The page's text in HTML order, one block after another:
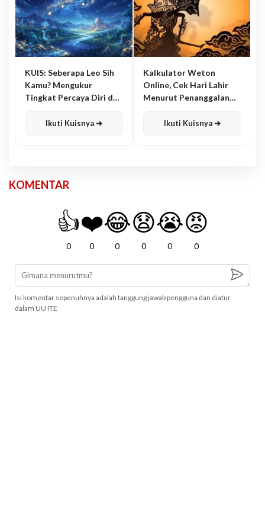
KUIS: Seberapa Leo Sih
Kamu? Mengukur
Tingkat Percaya Diri dan
Ikuti Kuisnya ➔
Kalkulator Weton
Online, Cek Hari Lahir
Menurut Penanggalan
Ikuti Kuisnya ➔
KOMENTAR
👍
0
❤️
0
😂
0
😧
0
😭
0
😡
0
Isi komentar sepenuhnya adalah tanggung jawab pengguna dan diatur
dalam UU ITE